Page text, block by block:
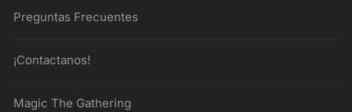
Preguntas Frecuentes
¡Contactanos!
Magic The Gathering